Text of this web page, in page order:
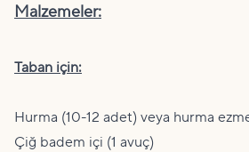
Malzemeler:
Taban için:
Hurma (10-12 adet) veya hurma
Çiğ badem içi (1 avuç)